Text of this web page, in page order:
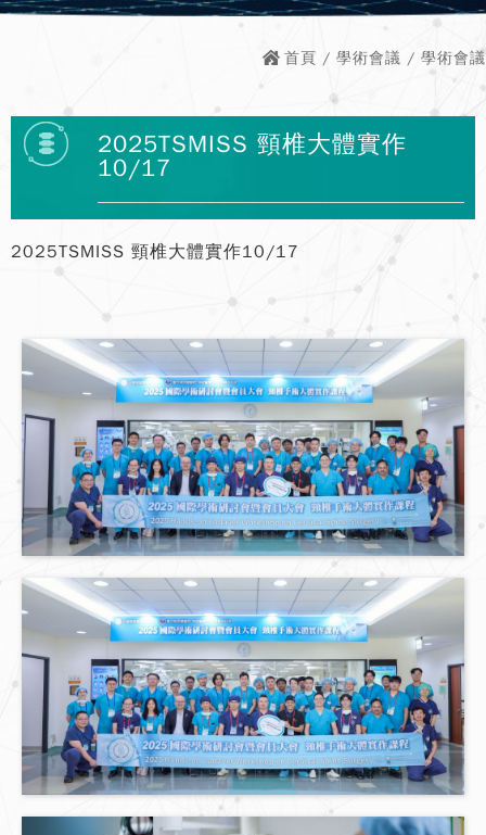
首頁 / 學術會議 / 學術會議
2025TSMISS 頸椎大體實作
10/17
2025TSMISS 頸椎大體實作10/17